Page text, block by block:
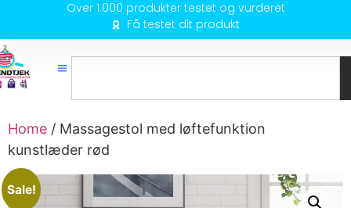
Over 1.000 produkter testet og vurderet
Få testet dit produkt
Home / Massagestol med løftefunktion
kunstlæder rød
Sale!